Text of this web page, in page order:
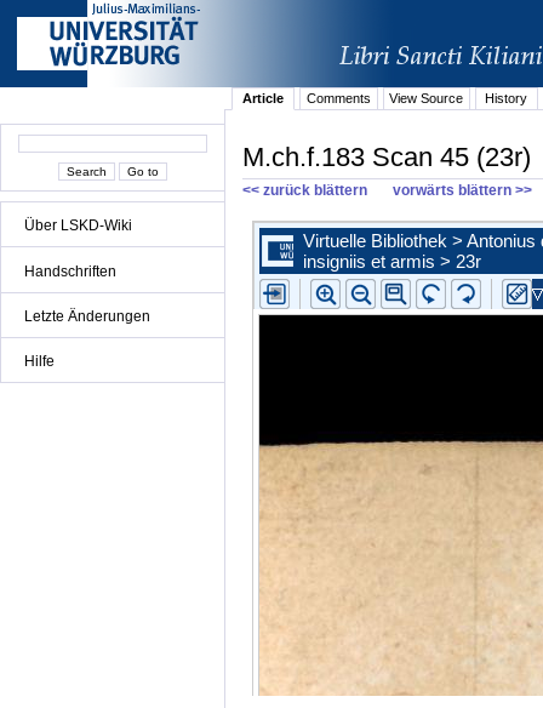
Über LSKD-Wiki
Handschriften
Letzte Änderungen
Hilfe
Article Comments View Source History
M.ch.f.183 Scan 45 (23r)
<< zurück blättern vorwärts blättern >>